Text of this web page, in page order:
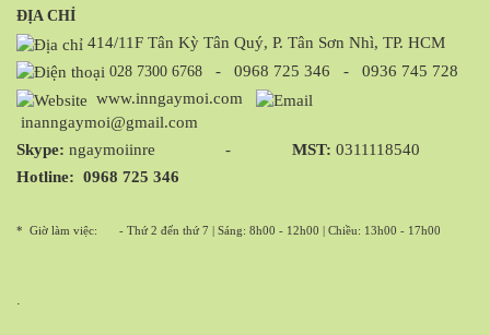
ĐỊA CHỈ
414/11F Tân Kỳ Tân Quý, P. Tân Sơn Nhì, TP. HCM
028 7300 6768 - 0968 725 346 - 0936 745 728
www.inngaymoi.com
inanngaymoi@gmail.com
Skype: ngaymoiinre - MST: 0311118540
Hotline: 0968 725 346
* Giờ làm việc: - Thứ 2 đến thứ 7 | Sáng: 8h00 - 12h00 | Chiều: 13h00 - 17h00